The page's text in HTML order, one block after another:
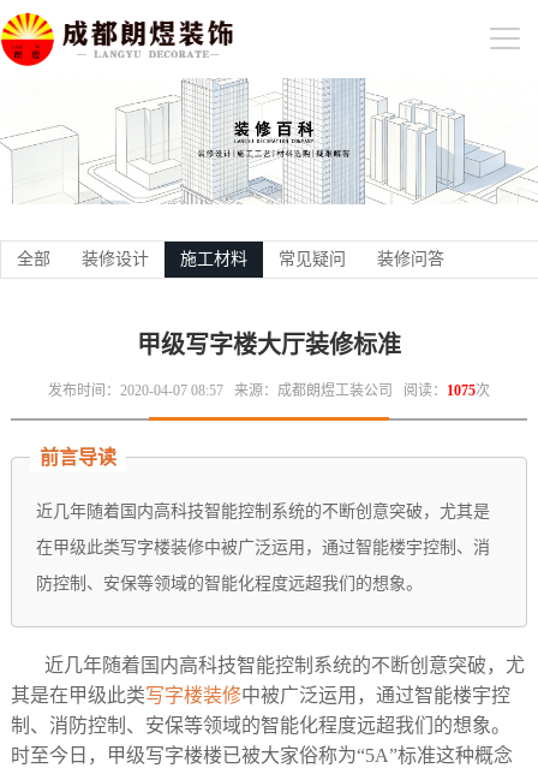
全部 装修设计 施工材料 常见疑问 装修问答
甲级写字楼大厅装修标准
发布时间：2020-04-07 08:57 来源：成都朗煜工装公司 阅读： 1075次
前言导读
近几年随着国内高科技智能控制系统的不断创意突破，尤其是
在甲级此类写字楼装修中被广泛运用，通过智能楼宇控制、消
防控制、安保等领域的智能化程度远超我们的想象。
近几年随着国内高科技智能控制系统的不断创意突破，尤
其是在甲级此类写字楼装修中被广泛运用，通过智能楼宇控
制、消防控制、安保等领域的智能化程度远超我们的想象。
时至今日，甲级写字楼楼已被大家俗称为“5A”标准这种概念